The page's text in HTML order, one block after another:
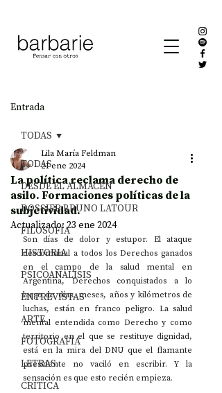
Entrada
TODAS
DESDE EL ALMACÉN
DOSSIER BRUNO LATOUR
FILOSOFÍA
HISTORIA
PSICOANÁLISIS
ENTREVISTAS
ARTE
FOTOGRAFÍA
LETRAS
CRÍTICA
TODAS
La política reclama derecho de
asilo. Formaciones políticas de la
subjetividad.
Lila María Feldman
21 ene 2024
Actualizado:23 ene 2024
Son días de dolor y estupor. El ataque
descomunal a todos los Derechos ganados
en el campo de la salud mental en
Argentina, Derechos conquistados a lo
largo de días, meses, años y kilómetros de
luchas, están en franco peligro. La salud
mental entendida como Derecho y como
territorio en el que se restituye dignidad,
está en la mira del DNU que el flamante
presidente no vaciló en escribir. Y la
sensación es que esto recién empieza.